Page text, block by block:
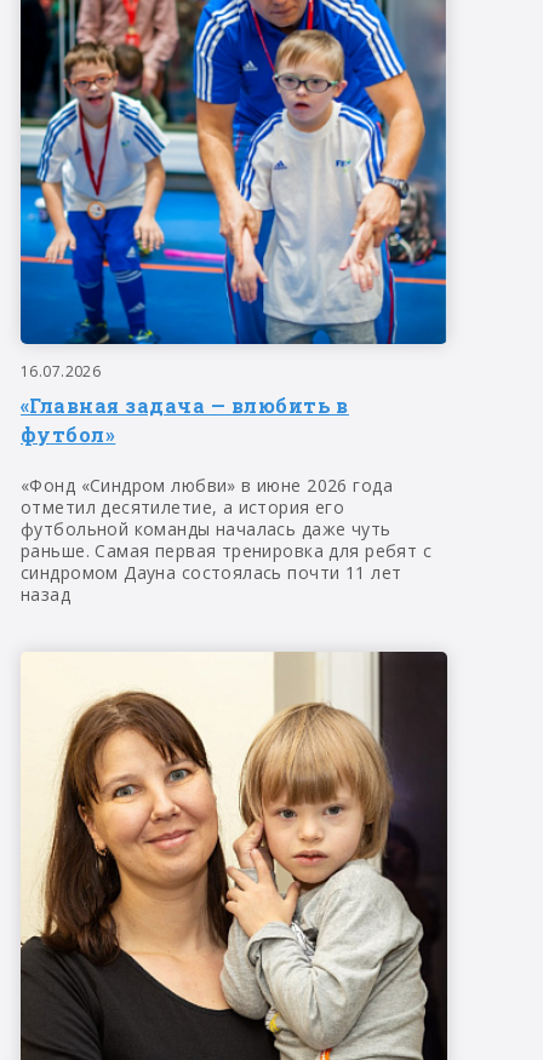
16.07.2026
«Главная задача — влюбить в
футбол»
«Фонд «Синдром любви» в июне 2026 года
отметил десятилетие, а история его
футбольной команды началась даже чуть
раньше. Самая первая тренировка для ребят с
синдромом Дауна состоялась почти 11 лет
назад